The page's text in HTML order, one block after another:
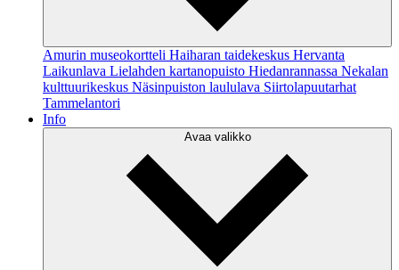
Amurin museokortteli Haiharan taidekeskus Hervanta
Laikunlava Lielahden kartanopuisto Hiedanrannassa Nekalan
kulttuurikeskus Näsinpuiston laululava Siirtolapuutarhat
Tammelantori
Info
Avaa valikko